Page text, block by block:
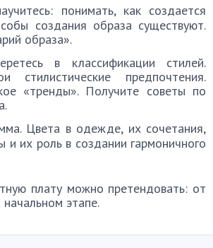
понимать, как создается
создания образа существуют.
образа».
в классификации стилей.
стилистические предпочтения.
«тренды». Получите советы по
Цвета в одежде, их сочетания,
и их роль в создании гармоничного
плату можно претендовать: от
этапе.